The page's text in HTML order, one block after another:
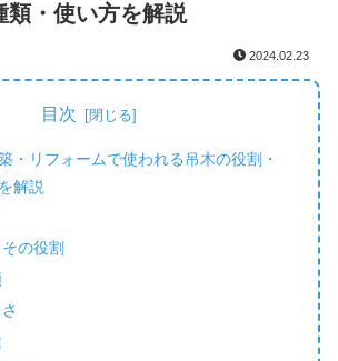
類・使い方を解説
2024.02.23
目次
・リフォームで使われる吊木の役割・
解説
の役割